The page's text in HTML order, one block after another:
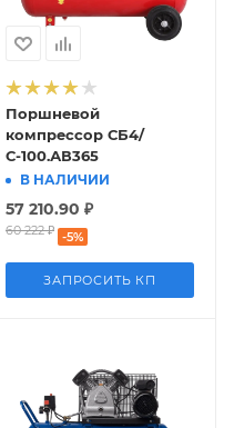
Поршневой
компрессор СБ4/
С-100.АВ365
В НАЛИЧИИ
57 210.90 ₽
60 222₽ -5%
ЗАПРОСИТЬ КП